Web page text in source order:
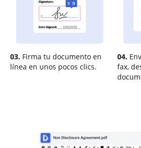
03. Firma tu documento en
línea en unos pocos clics.
04.
fax,